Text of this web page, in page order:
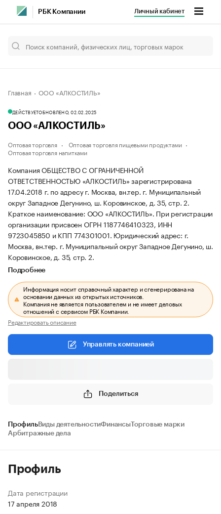
РБК Компании Личный кабинет
Главная ООО «АЛКОСТИЛЬ»
ДЕЙСТВУЕТОБНОВЛЕНО, 02.02.2025
ООО «АЛКОСТИЛЬ»
Оптовая торговля
Оптовая торговля пищевыми продуктами
Оптовая торговля напитками
Компания ОБЩЕСТВО С ОГРАНИЧЕННОЙ
ОТВЕТСТВЕННОСТЬЮ «АЛКОСТИЛЬ» зарегистрирована
17.04.2018 г. по адресу г. Москва, вн.тер. г. Муниципальный
округ Западное Дегунино, ш. Коровинское, д. 35, стр. 2.
Краткое наименование: ООО «АЛКОСТИЛЬ». При регистрации
организации присвоен ОГРН 1187746410323, ИНН
9723045850 и КПП 774301001. Юридический адрес: г.
Москва, вн.тер. г. Муниципальный округ Западное Дегунино, ш.
Коровинское, д. 35, стр. 2.
Подробнее
Информация носит справочный характер и сгенерирована на
основании данных из открытых источников.
Компания не является пользователем и не имеет деловых
отношений с сервисом РБК Компании.
Редактировать описание
Управлять компанией
Поделиться
ПрофильВиды деятельностиФинансыТорговые марки
Арбитражные дела
Профиль
Дата регистрации
17 апреля 2018